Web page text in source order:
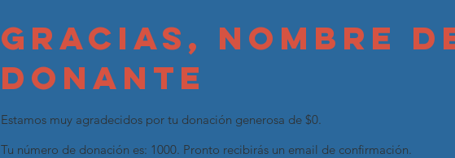
Gracias, Nombre
donante
Estamos muy agradecidos por tu donación generosa de $0.
Tu número de donación es: 1000. Pronto recibirás un email de confirmación.